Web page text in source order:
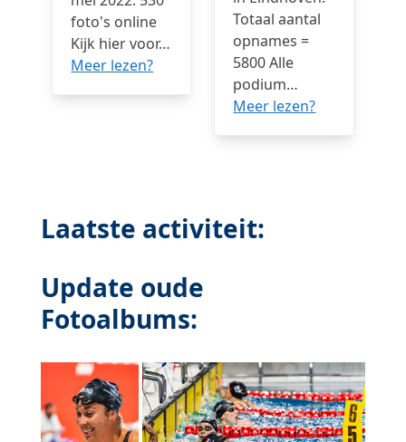
foto's online
Kijk hier voor…
Meer lezen?
Totaal aantal
opnames =
5800 Alle
podium…
Meer lezen?
Laatste activiteit:
Update oude
Fotoalbums: